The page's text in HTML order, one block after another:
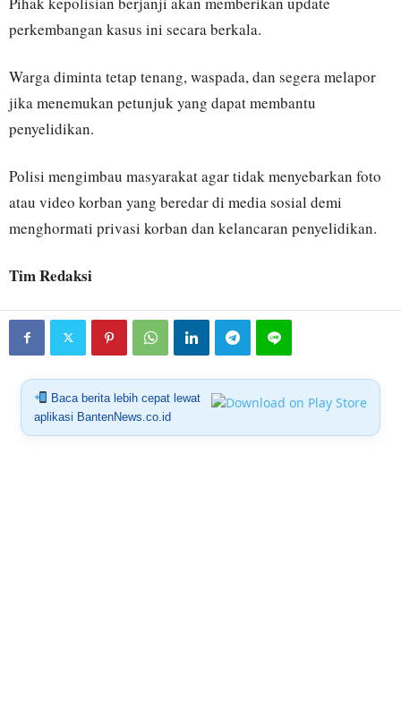
perkembangan kasus ini secara berkala.
Warga diminta tetap tenang, waspada, dan segera melapor
jika menemukan petunjuk yang dapat membantu
penyelidikan.
Polisi mengimbau masyarakat agar tidak menyebarkan foto
atau video korban yang beredar di media sosial demi
menghormati privasi korban dan kelancaran penyelidikan.
Tim Redaksi
Baca berita lebih cepat lewat
aplikasi BantenNews.co.id